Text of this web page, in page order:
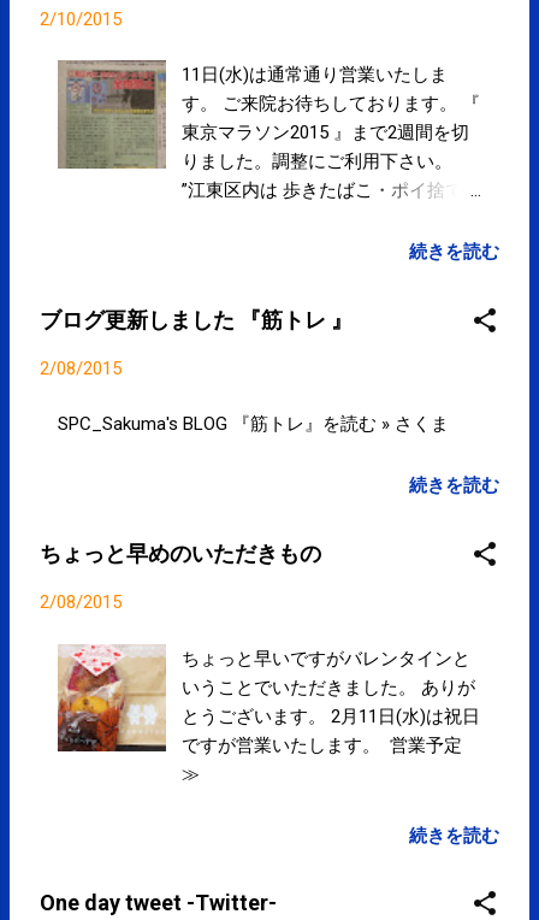
you may unsubscribe now . Email delivery powered by
Mountain View, CA 94043, United States
2/10/2015
11日(水)は通常通り営業いたしま
す。 ご来院お待ちしております。 『
東京マラソン2015 』まで2週間を切
りました。調整にご利用下さい。
”江東区内は 歩きたばこ・ポイ捨て
続きを読む
ブログ更新しました 『筋トレ 』
2/08/2015
SPC_Sakuma's BLOG 『筋トレ』を読む » さくま
続きを読む
ちょっと早めのいただきもの
2/08/2015
ちょっと早いですがバレンタインと
いうことでいただきました。 ありが
とうございます。 2月11日(水)は祝日
ですが営業いたします。 営業予定
≫
続きを読む
One day tweet -Twitter-